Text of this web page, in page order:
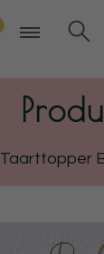
Taarttopper